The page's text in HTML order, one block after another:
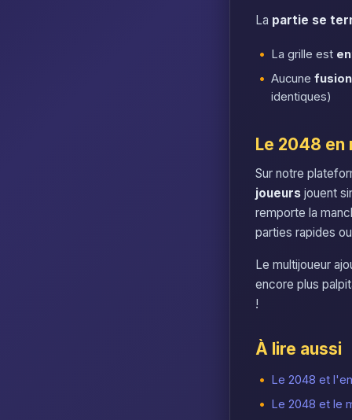
La partie se
La grille est
Aucune
identiques)
Le 2048 en
Sur notre
joueurs jouent
remporte la
parties rapides
Le multijoueur
encore plus
!
À lire aussi
Le 2048 et
Le 2048 et le